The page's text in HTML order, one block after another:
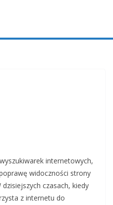
internetowych,
widoczności strony
czasach, kiedy
z internetu do